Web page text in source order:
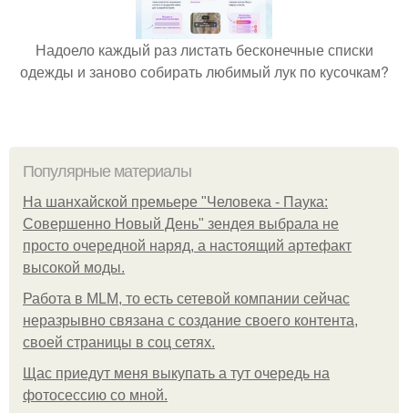
Надоело каждый раз листать бесконечные списки
одежды и заново собирать любимый лук по кусочкам?
Популярные материалы
На шанхайской премьере "Человека - Паука:
Совершенно Новый День" зендея выбрала не
просто очередной наряд, а настоящий артефакт
высокой моды.
Работа в MLM, то есть сетевой компании сейчас
неразрывно связана с создание своего контента,
своей страницы в соц сетях.
Щас приедут меня выкупать а тут очередь на
фотосессию со мной.